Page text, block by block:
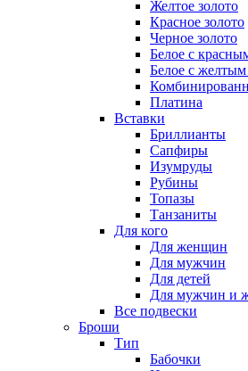
Желтое золото
Красное золото
Черное золото
Белое с
Белое с желтым
Платина
Вставки
Бриллианты
Сапфиры
Изумруды
Рубины
Топазы
Танзаниты
Для кого
Для женщин
Для мужчин
Для детей
Для мужчин и
Все подвески
Броши
Тип
Бабочки